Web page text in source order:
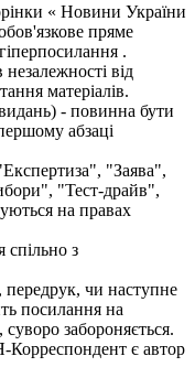
« Новини України
пряме
.
від
матеріалів.
- повинна бути
абзаці
"Заява",
"Тест-драйв",
на правах
спільно з
передрук, чи наступне
посилання на
забороняється.
Корреспондент є автор